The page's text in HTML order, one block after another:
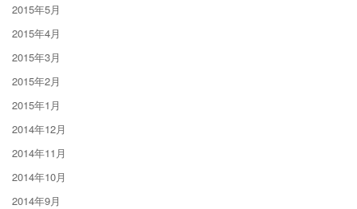
2015年5月
2015年4月
2015年3月
2015年2月
2015年1月
2014年12月
2014年11月
2014年10月
2014年9月